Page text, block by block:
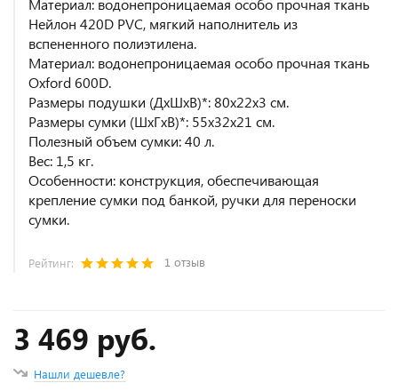
Материал: водонепроницаемая особо прочная ткань
Нейлон 420D PVC, мягкий наполнитель из
вспененного полиэтилена.
Материал: водонепроницаемая особо прочная ткань
Oxford 600D.
Размеры подушки (ДхШхВ)*: 80х22х3 см.
Размеры сумки (ШхГхВ)*: 55х32х21 см.
Полезный объем сумки: 40 л.
Вес: 1,5 кг.
Особенности: конструкция, обеспечивающая
крепление сумки под банкой, ручки для переноски
сумки.
Рейтинг: 1 отзыв
3 469 руб.
Нашли дешевле?